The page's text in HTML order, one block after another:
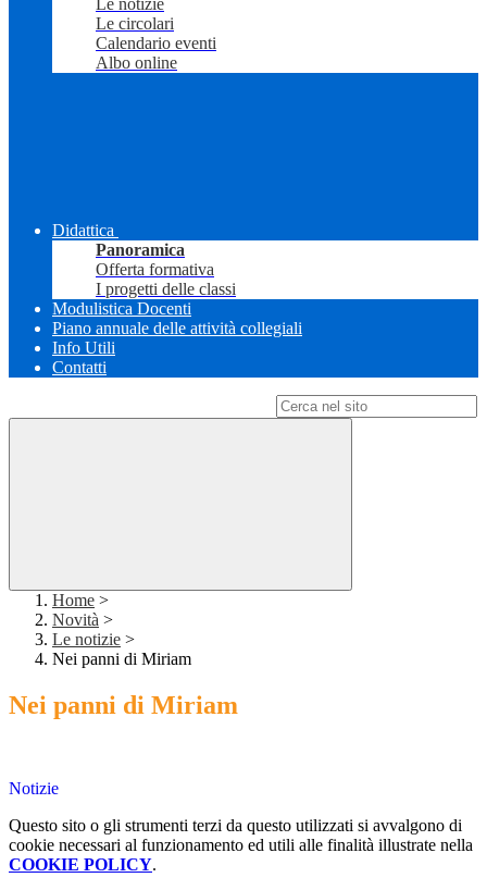
Le notizie
Le circolari
Calendario eventi
Albo online
Didattica
Panoramica
Offerta formativa
I progetti delle classi
Modulistica Docenti
Piano annuale delle attività collegiali
Info Utili
Contatti
Home >
Novità >
Le notizie >
Nei panni di Miriam
Nei panni di Miriam
Notizie
Questo sito o gli strumenti terzi da questo utilizzati si avvalgono di
cookie necessari al funzionamento ed utili alle finalità illustrate nella
COOKIE POLICY.